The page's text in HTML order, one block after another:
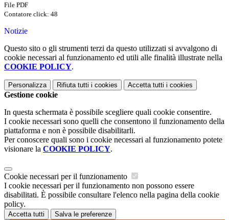
File PDF
Contatore click: 48
Notizie
Questo sito o gli strumenti terzi da questo utilizzati si avvalgono di
cookie necessari al funzionamento ed utili alle finalità illustrate nella
COOKIE POLICY.
Personalizza Rifiuta tutti i cookies Accetta tutti i cookies
Gestione cookie
In questa schermata è possibile scegliere quali cookie consentire.
I cookie necessari sono quelli che consentono il funzionamento della
piattaforma e non è possibile disabilitarli.
Per conoscere quali sono i cookie necessari al funzionamento potete
visionare la COOKIE POLICY.
Cookie necessari per il funzionamento
I cookie necessari per il funzionamento non possono essere
disabilitati. È possibile consultare l'elenco nella pagina della cookie
policy.
Accetta tutti Salva le preferenze